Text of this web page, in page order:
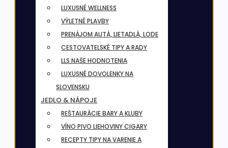
LUXUSNÉ WELLNESS
VÝLETNÉ PLAVBY
PRENÁJOM AUTÁ, LIETADLÁ, LODE
CESTOVATELSKÉ TIPY A RADY
LLS NAŠE HODNOTENIA
LUXUSNÉ DOVOLENKY NA
SLOVENSKU
JEDLO & NÁPOJE
REŠTAURÁCIE BARY A KLUBY
VÍNO PIVO LIEHOVINY CIGARY
RECEPTY TIPY NA VARENIE A